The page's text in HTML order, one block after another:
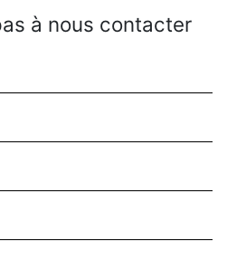
à nous contacter